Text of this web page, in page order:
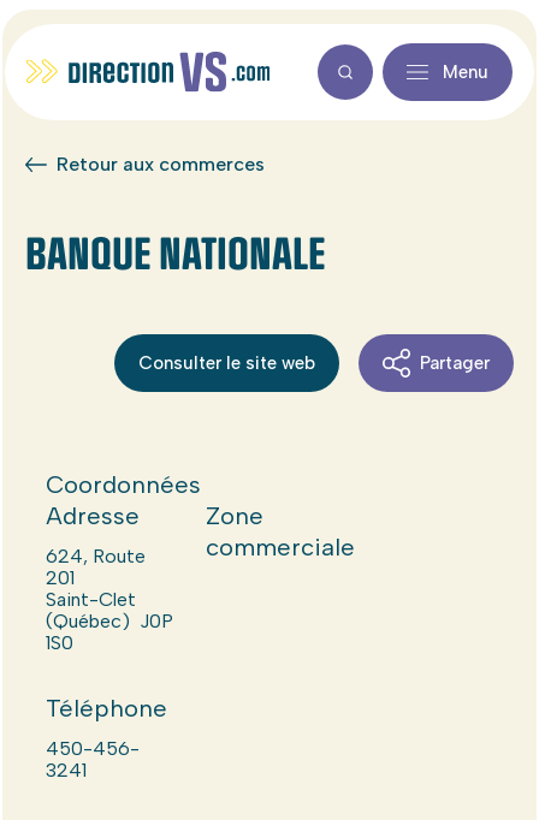
Menu
Retour aux commerces
BANQUE NATIONALE
Consulter le site web Partager
Coordonnées
Adresse
624, Route
201
Saint-Clet
(Québec) J0P
1S0
Téléphone
450-456-
3241
Zone
commerciale